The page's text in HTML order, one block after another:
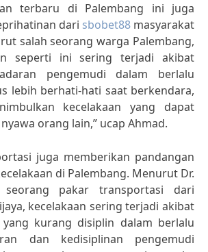
terbaru di Palembang ini juga
dari sbobet88 masyarakat
salah seorang warga Palembang,
seperti ini sering terjadi akibat
pengemudi dalam berlalu
lebih berhati-hati saat berkendara,
kecelakaan yang dapat
orang lain,” ucap Ahmad.
juga memberikan pandangan
di Palembang. Menurut Dr.
seorang pakar transportasi dari
kecelakaan sering terjadi akibat
kurang disiplin dalam berlalu
dan kedisiplinan pengemudi